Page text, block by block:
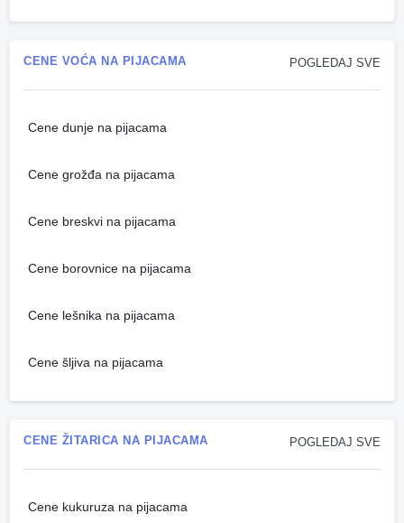
POGLEDAJ SVE
CENE VOĆA NA PIJACAMA
Cene dunje na pijacama
Cene grožđa na pijacama
Cene breskvi na pijacama
Cene borovnice na pijacama
Cene lešnika na pijacama
Cene šljiva na pijacama
POGLEDAJ SVE
CENE ŽITARICA NA PIJACAMA
Cene kukuruza na pijacama